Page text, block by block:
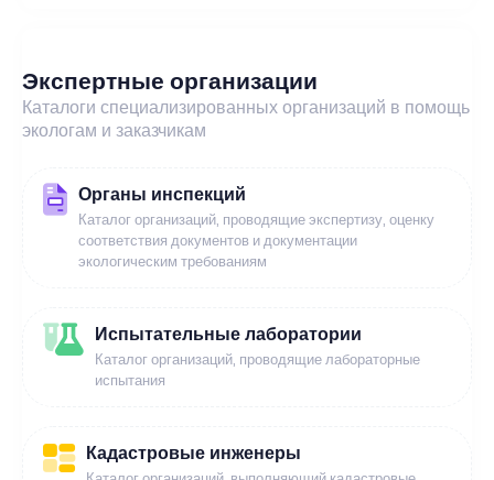
Экспертные организации
Каталоги специализированных организаций в помощь
экологам и заказчикам
Органы инспекций
Каталог организаций, проводящие экспертизу, оценку
соответствия документов и документации
экологическим требованиям
Испытательные лаборатории
Каталог организаций, проводящие лабораторные
испытания
Кадастровые инженеры